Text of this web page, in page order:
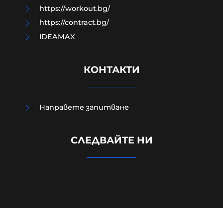
Жестоко убитият в Пловдив
https://workout.bg/
https://contract.bg/
IDEAMAX
КОНТАКТИ
Направете запитване
СЛЕДВАЙТЕ НИ